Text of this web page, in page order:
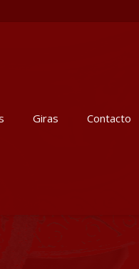
Giras Contacto